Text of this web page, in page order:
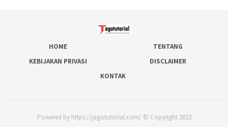
HOME
TENTANG
KEBIJAKAN PRIVASI
DISCLAIMER
KONTAK
Powered by https://jagotutorial.com/ © Copyright 2022